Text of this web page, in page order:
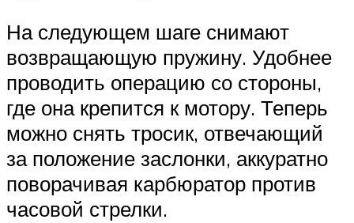
На следующем шаге снимают
возвращающую пружину. Удобнее
проводить операцию со стороны,
где она крепится к мотору. Теперь
можно снять тросик, отвечающий
за положение заслонки, аккуратно
поворачивая карбюратор против
часовой стрелки.